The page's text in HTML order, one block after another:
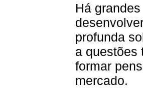
Há
profunda
a questões
formar
mercado.